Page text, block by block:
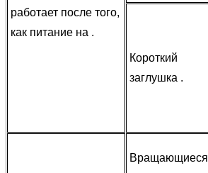
работает после того,
как питание на .
Короткий
заглушка .
Вращающиеся